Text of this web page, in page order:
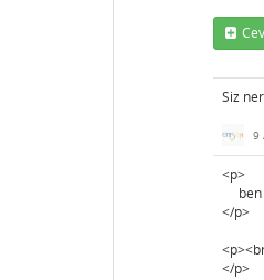
Siz
9
<p>
ben
</p>
</p>